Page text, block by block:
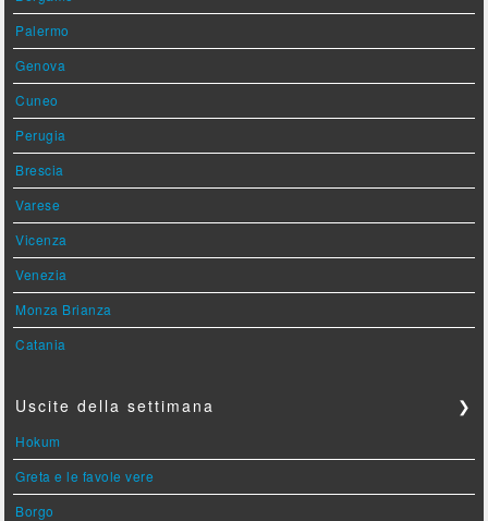
Palermo
Genova
Cuneo
Perugia
Brescia
Varese
Vicenza
Venezia
Monza Brianza
Catania
Uscite della settimana ❯
Hokum
Greta e le favole vere
Borgo